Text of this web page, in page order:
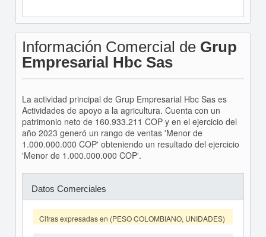
Información Comercial de Grup
Empresarial Hbc Sas
La actividad principal de Grup Empresarial Hbc Sas es
Actividades de apoyo a la agricultura. Cuenta con un
patrimonio neto de 160.933.211 COP y en el ejercicio del
año 2023 generó un rango de ventas 'Menor de
1.000.000.000 COP' obteniendo un resultado del ejercicio
'Menor de 1.000.000.000 COP'.
Datos Comerciales
Cifras expresadas en (PESO COLOMBIANO, UNIDADES)